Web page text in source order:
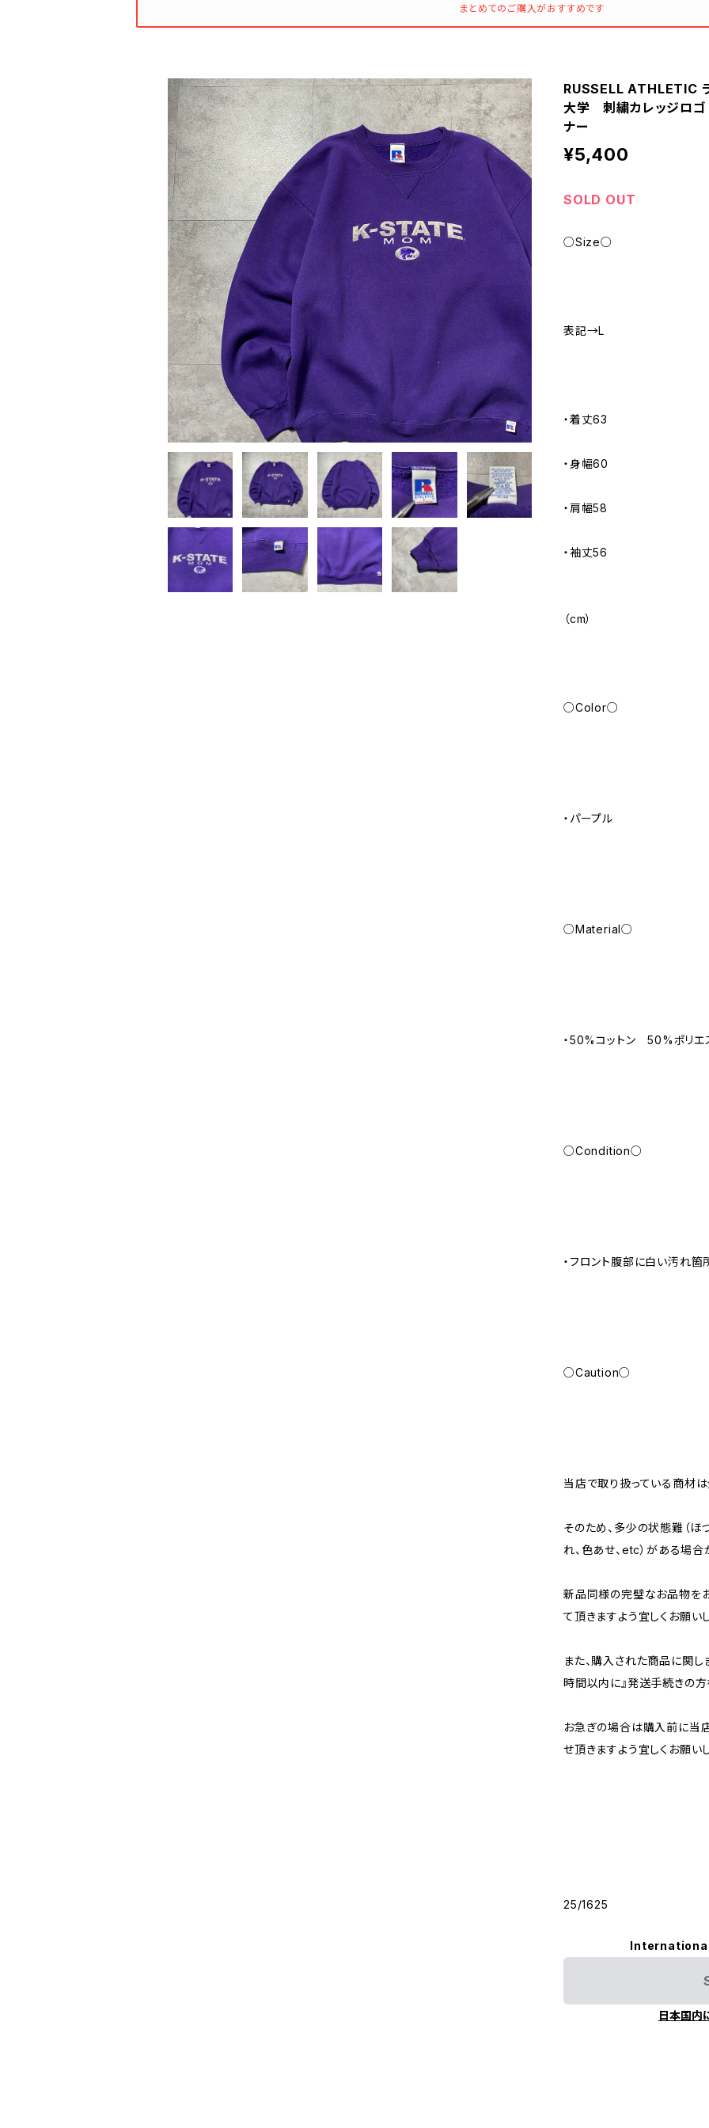
まとめてのご購入がおすすめです
RUSSELL ATHLETIC
大学 刺繍カレッジロ
ナー
¥5,400
SOLD OUT
○Size○
表記→L
・着丈63
・身幅60
・肩幅58
・袖丈56
（cm）
○Color○
・パープル
○Material○
・50%コットン 50%ポリエ
○Condition○
・フロント腹部に白い汚れ箇
○Caution○
当店で取り扱っている商材は
そのため、多少の状態難（ほ
れ、色あせ、etc）がある場合
新品同様の完璧なお品物を
て頂きますよう宜しくお願い
また、購入された商品に関し
時間以内に』発送手続きの方
お急ぎの場合は購入前に当
せ頂きますよう宜しくお願い
25/1625
日本国内